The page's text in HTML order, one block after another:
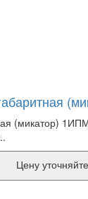
(микатор)